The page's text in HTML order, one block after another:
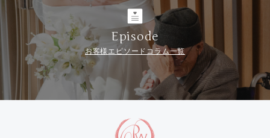
Episode
お客様エピソードコラム一覧